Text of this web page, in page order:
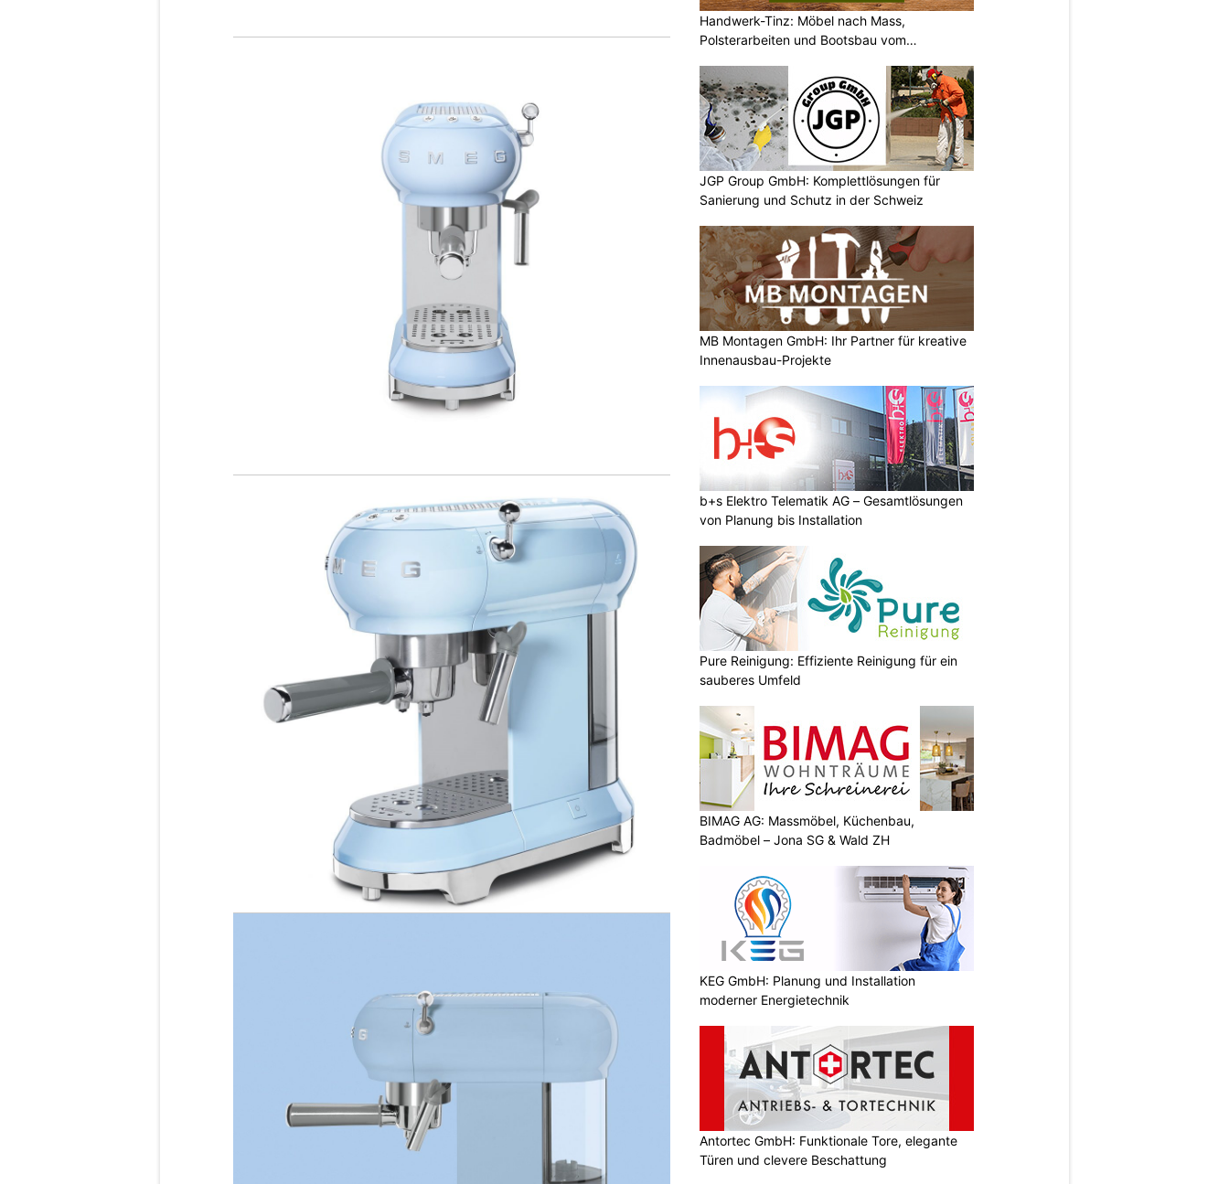
Handwerk-Tinz: Möbel nach Mass,
Polsterarbeiten und Bootsbau vom
JGP Group GmbH: Komplettlösungen für
Sanierung und Schutz in der Schweiz
MB Montagen GmbH: Ihr Partner für kreative
Innenausbau-Projekte
b+s Elektro Telematik AG – Gesamtlösungen
von Planung bis Installation
Pure Reinigung: Effiziente Reinigung für ein
sauberes Umfeld
BIMAG AG: Massmöbel, Küchenbau,
Badmöbel – Jona SG & Wald ZH
KEG GmbH: Planung und Installation
moderner Energietechnik
Antortec GmbH: Funktionale Tore, elegante
Türen und clevere Beschattung